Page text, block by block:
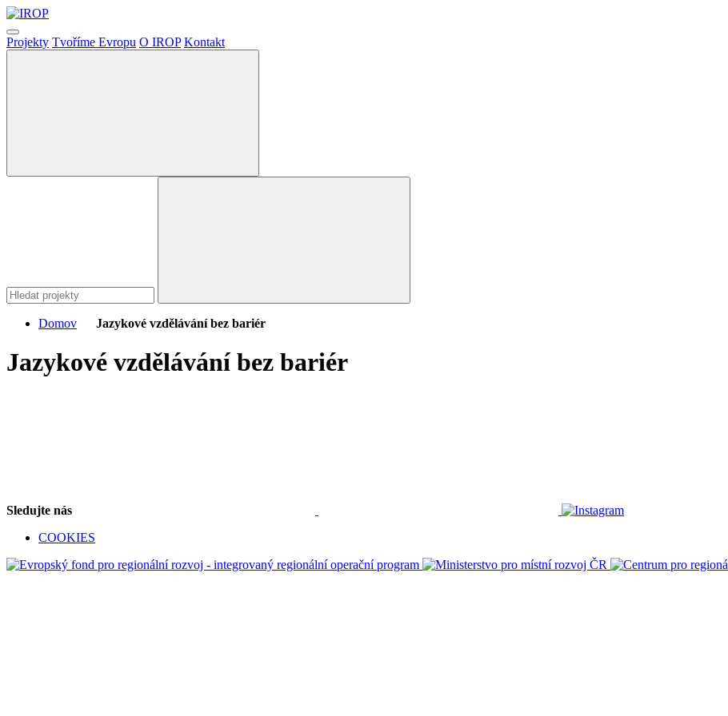
Projekty Tvoříme Evropu O IROP Kontakt
Domov Jazykové vzdělávání bez bariér
Jazykové vzdělávání bez bariér
Sledujte nás
COOKIES